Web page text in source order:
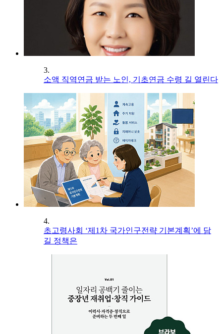
3.
소액 직역연금 받는 노인, 기초연금 수령 길 열린다
4.
초고령사회 ‘제1차 국가인구전략 기본계획’에 담
길 정책은